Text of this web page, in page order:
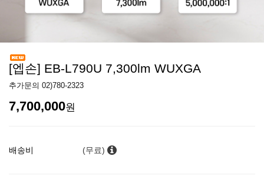
[엡손] EB-L790U 7,300lm WUXGA
추가문의 02)780-2323
7,700,000원
배송비 (무료)